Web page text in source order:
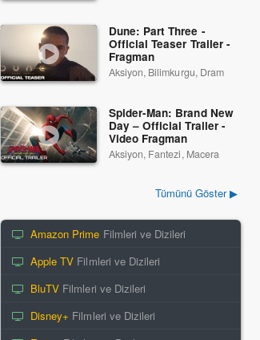
Dune: Part Three -
Official Teaser Trailer -
Fragman
Aksiyon, Bilimkurgu, Dram
Spider-Man: Brand New
Day – Official Trailer -
Video Fragman
Aksiyon, Fantezi, Macera
Tümünü Göster ▶
Amazon Prime Filmleri ve Dizileri
Apple TV Filmleri ve Dizileri
BluTV Filmleri ve Dizileri
Disney+ Filmleri ve Dizileri